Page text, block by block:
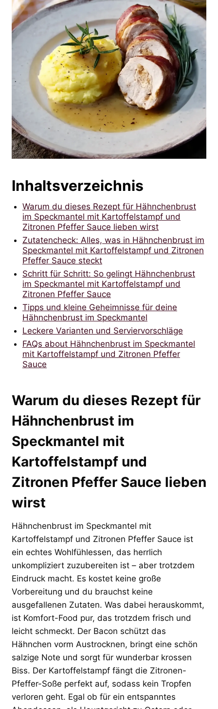
Inhaltsverzeichnis
Warum du dieses Rezept für Hähnchenbrust
im Speckmantel mit Kartoffelstampf und
Zitronen Pfeffer Sauce lieben wirst
Zutatencheck: Alles, was in Hähnchenbrust im
Speckmantel mit Kartoffelstampf und Zitronen
Pfeffer Sauce steckt
Schritt für Schritt: So gelingt Hähnchenbrust
im Speckmantel mit Kartoffelstampf und
Zitronen Pfeffer Sauce
Tipps und kleine Geheimnisse für deine
Hähnchenbrust im Speckmantel
Leckere Varianten und Serviervorschläge
FAQs about Hähnchenbrust im Speckmantel
mit Kartoffelstampf und Zitronen Pfeffer
Sauce
Warum du dieses Rezept für
Hähnchenbrust im
Speckmantel mit
Kartoffelstampf und
Zitronen Pfeffer Sauce lieben
wirst
Hähnchenbrust im Speckmantel mit
Kartoffelstampf und Zitronen Pfeffer Sauce ist
ein echtes Wohlfühlessen, das herrlich
unkompliziert zuzubereiten ist – aber trotzdem
Eindruck macht. Es kostet keine große
Vorbereitung und du brauchst keine
ausgefallenen Zutaten. Was dabei herauskommt,
ist Komfort-Food pur, das trotzdem frisch und
leicht schmeckt. Der Bacon schützt das
Hähnchen vorm Austrocknen, bringt eine schön
salzige Note und sorgt für wunderbar krossen
Biss. Der Kartoffelstampf fängt die Zitronen-
Pfeffer-Soße perfekt auf, sodass kein Tropfen
verloren geht. Egal ob für ein entspanntes